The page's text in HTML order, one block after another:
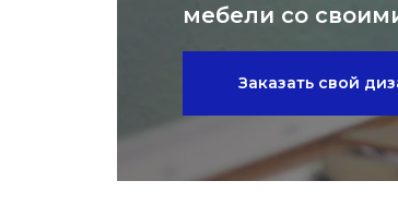
мебели со
Заказать свой